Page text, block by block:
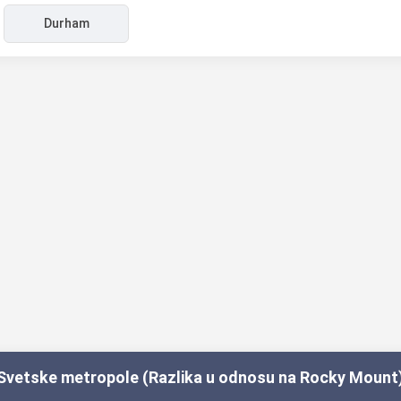
Durham
metropole (Razlika u odnosu na Rocky